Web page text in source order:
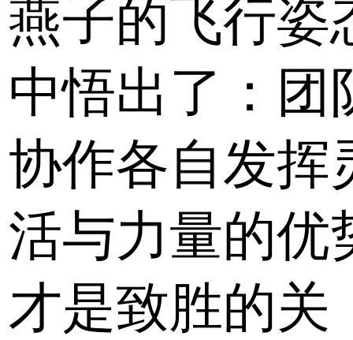
燕子的飞行姿
中悟出了：团
协作各自发挥
活与力量的优
才是致胜的关